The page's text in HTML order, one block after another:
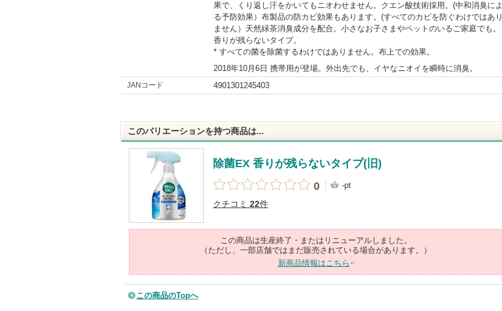
果で、くり返し汗をかいてもニオわせません。クエン酸技術採用。(中和消臭によ
る予防効果）布製品の防カビ効果もあります。(すべてのカビを防ぐわけではあり
ません）天然緑茶消臭成分を配合。小さなお子さまやペットのいるご家庭でも。
香りが残らないタイプ。
* すべての菌を除菌するわけではありません。布上での効果。
2018年10月6日 携帯用が登場。外出先でも、イヤなニオイを瞬時に消臭。
JANコード 4901301245403
このバリエーションを持つ商品は...
除菌EX 香りが残らないタイプ(旧)
0
-pt
クチコミ 22件
この商品は生産終了・またはリニューアルしました。
（ただし、一部店舗ではまだ販売されている場合があります。）
新商品情報はこちら
この商品のTopへ